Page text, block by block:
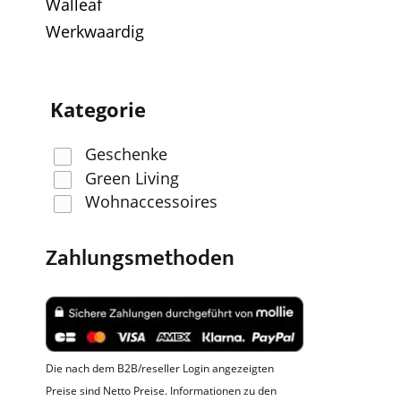
Walleaf
Werkwaardig
Kategorie
Geschenke
Green Living
Wohnaccessoires
Zahlungsmethoden
Die nach dem B2B/reseller Login angezeigten
Preise sind Netto Preise. Informationen zu den